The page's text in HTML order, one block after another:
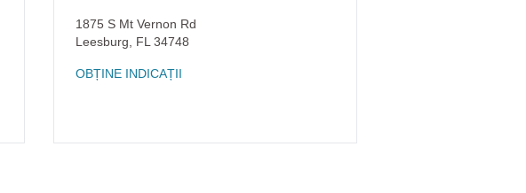
1875 S Mt Vernon Rd
Leesburg
FL 34748
OBȚINE INDICAȚII